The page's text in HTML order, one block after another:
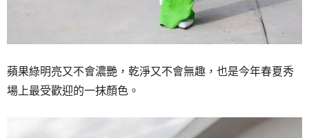
蘋果綠明亮又不會濃艷， 乾淨又不會無趣， 也是今年春夏秀
場上最受歡迎的一抹顏色。